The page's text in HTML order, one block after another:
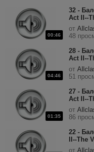
00:46
32 -
Act II--
от
48
04:46
28 -
Act II--
от
51
01:35
27 -
Act II--
(Poco
от
86
22 -
II--The
от